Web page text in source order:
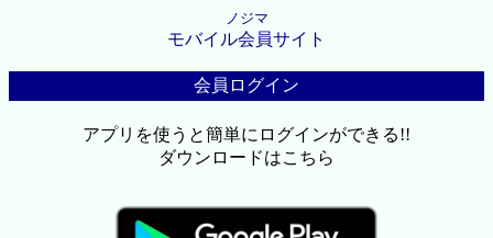
ノジマ
モバイル会員サイト
会員ログイン
アプリを使うと簡単にログインができる!!
ダウンロードはこちら